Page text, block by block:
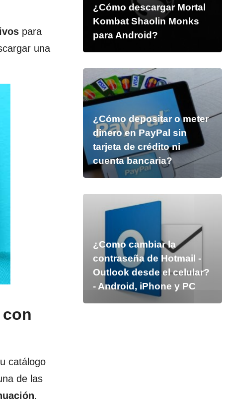
para
una
catálogo
de las
.
¿Cómo descargar Mortal
Kombat Shaolin Monks
para Android?
¿Cómo depositar o meter
dinero en PayPal sin
tarjeta de crédito ni
cuenta bancaria?
¿Como cambiar la
contraseña de Hotmail -
Outlook desde el celular?
- Android, iPhone y PC